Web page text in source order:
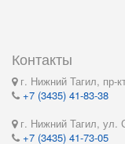
Контакты
г. Нижний Тагил, пр-
+7 (3435) 41-83-38
г. Нижний Тагил, ул.
+7 (3435) 41-73-05